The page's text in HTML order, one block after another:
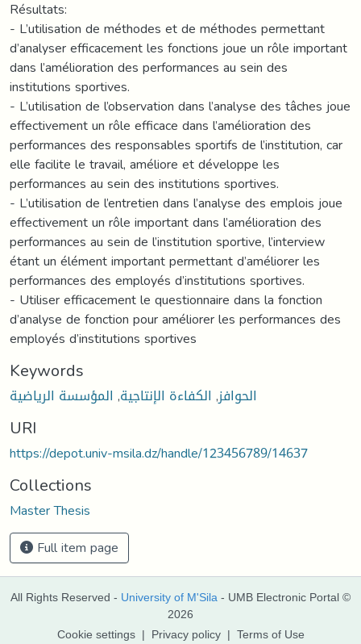
Résultats:
- L’utilisation de méthodes et de méthodes permettant
d’analyser efficacement les fonctions joue un rôle important
dans l’amélioration des performances au sein des
institutions sportives.
- L’utilisation de l’observation dans l’analyse des tâches joue
effectivement un rôle efficace dans l’amélioration des
performances des responsables sportifs de l’institution, car
elle facilite le travail, améliore et développe les
performances au sein des institutions sportives.
- L’utilisation de l’entretien dans l’analyse des emplois joue
effectivement un rôle important dans l’amélioration des
performances au sein de l’institution sportive, l’interview
étant un élément important permettant d’améliorer les
performances des employés d’institutions sportives.
- Utiliser efficacement le questionnaire dans la fonction
d’analyse de fonction pour améliorer les performances des
employés d’institutions sportives
Keywords
الحوافز, الكفاءة الإنتاجية, المؤسسة الرياضية
URI
https://depot.univ-msila.dz/handle/123456789/14637
Collections
Master Thesis
Full item page
All Rights Reserved - University of M'Sila - UMB Electronic Portal ©
2026
Cookie settings | Privacy policy | Terms of Use